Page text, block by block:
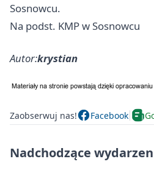
Sosnowcu.
Na podst. KMP w Sosnowcu
Autor:krystian
Zaobserwuj nas! Facebook
Nadchodzące